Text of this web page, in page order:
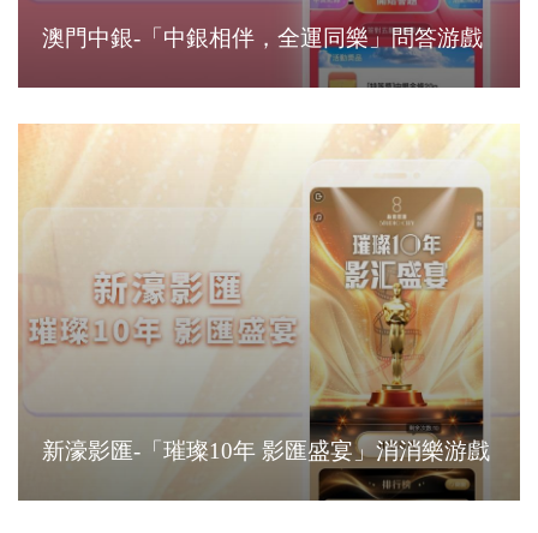
澳門中銀-「中銀相伴，全運同樂」問答游戲
新濠影匯-「璀璨10年 影匯盛宴」消消樂游戲